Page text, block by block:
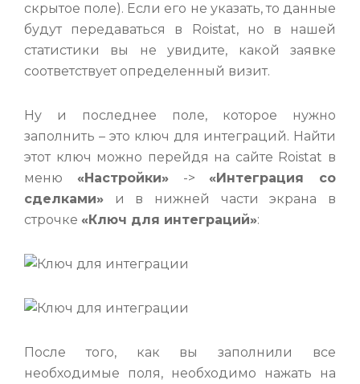
скрытое поле). Если его не указать, то данные
будут передаваться в Roistat, но в нашей
статистики вы не увидите, какой заявке
соответствует определенный визит.
Ну и последнее поле, которое нужно
заполнить – это ключ для интеграций. Найти
этот ключ можно перейдя на сайте Roistat в
меню «Настройки»-> «Интеграция со
сделками» и в нижней части экрана в
строчке «Ключ для интеграций»:
После того, как вы заполнили все
необходимые поля, необходимо нажать на